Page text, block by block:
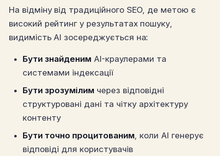
На відміну від традиційного SEO, де метою є
високий рейтинг у результатах пошуку,
видимість AI зосереджується на:
Бути знайденим AI-краулерами та
системами індексації
Бути зрозумілим через відповідні
структуровані дані та чітку архітектуру
контенту
Бути точно процитованим, коли AI генерує
відповіді для користувачів